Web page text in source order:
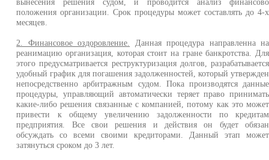
вынесения решения судом, и проводится анализ финансово
положения организации. Срок процедуры может составлять до 4-х
месяцев.
2. Финансовое оздоровление. Данная процедура направленна на
реанимацию организация, которая стоит на гране банкротства. Для
этого предусматривается реструктуризация долгов, разрабатывается
удобный график для погашения задолженностей, который утвержден
непосредственно арбитражным судом. Пока производятся данные
процедуры, управляющий автоматически теряет право принимать
какие-либо решения связанные с компанией, потому как это может
привести к общему увеличению задолженности по кредитам
предприятия. Все свои решения и действия он будет обязан
обсуждать со всеми своими кредиторами. Данный этап может
затянуться сроком до 3 лет.